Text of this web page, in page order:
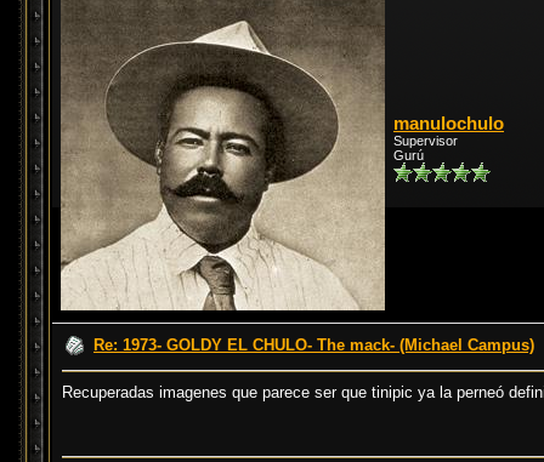
manulochulo
Supervisor
Gurú
Re: 1973- GOLDY EL CHULO- The mack- (Michael Campus)
Recuperadas imagenes que parece ser que tinipic ya la perneó